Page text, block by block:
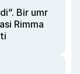
Bir umr
Rimma